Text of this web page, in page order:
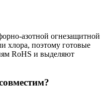
азотной огнезащитной
хлора, поэтому готовые
RoHS и выделяют